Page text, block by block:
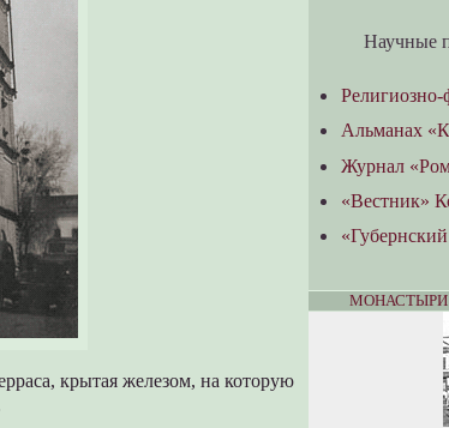
крытая железом, на которую
Научные
Альманах
Журнал
«Вестник»
МОНАСТЫРИ